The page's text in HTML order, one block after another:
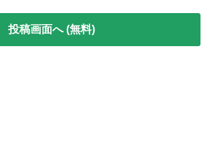
投稿画面へ (無料)